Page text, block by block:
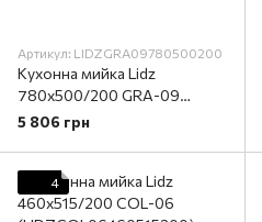
Артикул: LIDZGRA09780500200
Кухонна мийка Lidz
780x500/200 GRA-09
(LIDZGRA09780500200)
5 806 грн
4